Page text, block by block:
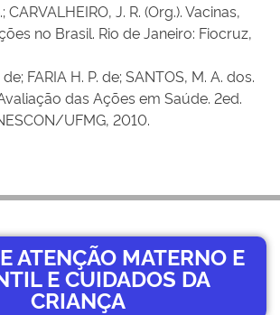
CARVALHEIRO, J. R. (Org.). Vacinas,
no Brasil. Rio de Janeiro: Fiocruz,
FARIA H. P. de; SANTOS, M. A. dos.
das Ações em Saúde. 2ed.
UFMG, 2010.
ATENÇÃO MATERNO E
E CUIDADOS DA
CRIANÇA